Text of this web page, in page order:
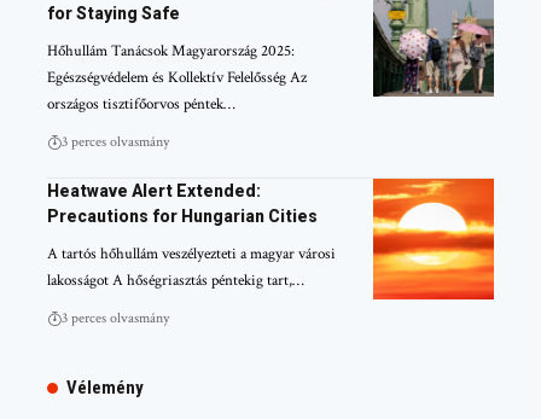
for Staying Safe
Hőhullám Tanácsok Magyarország 2025:
Egészségvédelem és Kollektív Felelősség Az
országos tisztifőorvos péntek…
3 perces olvasmány
Heatwave Alert Extended:
Precautions for Hungarian Cities
A tartós hőhullám veszélyezteti a magyar városi
lakosságot A hőségriasztás péntekig tart,…
3 perces olvasmány
Vélemény